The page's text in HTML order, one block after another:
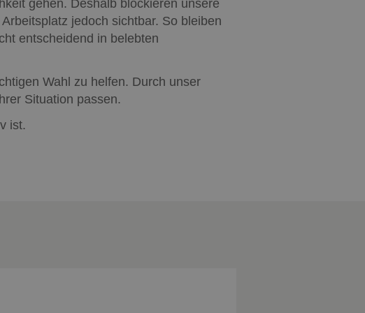
gehen. Deshalb blockieren unsere
jedoch sichtbar. So bleiben
entscheidend in belebten
Wahl zu helfen. Durch unser
Situation passen.
ist.
Software verbunden. Es
Benutzersitzung zu speichern
Benutzersitzung für